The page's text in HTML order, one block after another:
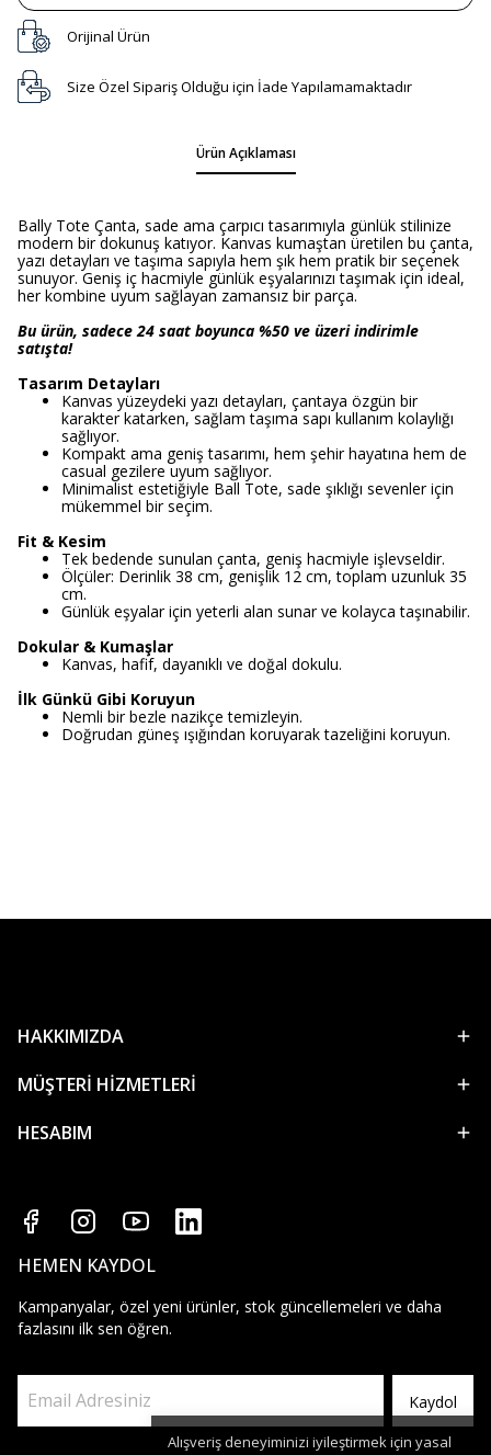
Alışveriş deneyiminizi iyileştirmek için yasal
Orijinal Ürün
Size Özel Sipariş Olduğu için İade Yapılamamaktadır
Ürün Açıklaması
Bally Tote Çanta, sade ama çarpıcı tasarımıyla günlük stilinize
modern bir dokunuş katıyor. Kanvas kumaştan üretilen bu çanta,
yazı detayları ve taşıma sapıyla hem şık hem pratik bir seçenek
sunuyor. Geniş iç hacmiyle günlük eşyalarınızı taşımak için ideal,
her kombine uyum sağlayan zamansız bir parça.
Bu ürün, sadece 24 saat boyunca %50 ve üzeri indirimle
satışta!
Tasarım Detayları
Kanvas yüzeydeki yazı detayları, çantaya özgün bir
karakter katarken, sağlam taşıma sapı kullanım kolaylığı
sağlıyor.
Kompakt ama geniş tasarımı, hem şehir hayatına hem de
casual gezilere uyum sağlıyor.
Minimalist estetiğiyle Ball Tote, sade şıklığı sevenler için
mükemmel bir seçim.
Fit & Kesim
Tek bedende sunulan çanta, geniş hacmiyle işlevseldir.
Ölçüler: Derinlik 38 cm, genişlik 12 cm, toplam uzunluk 35
cm.
Günlük eşyalar için yeterli alan sunar ve kolayca taşınabilir.
Dokular & Kumaşlar
Kanvas, hafif, dayanıklı ve doğal dokulu.
İlk Günkü Gibi Koruyun
Nemli bir bezle nazikçe temizleyin.
Doğrudan güneş ışığından koruyarak tazeliğini koruyun.
HAKKIMIZDA
MÜŞTERİ HİZMETLERİ
HESABIM
HEMEN KAYDOL
Kampanyalar, özel yeni ürünler, stok güncellemeleri ve daha
fazlasını ilk sen öğren.
Kaydol